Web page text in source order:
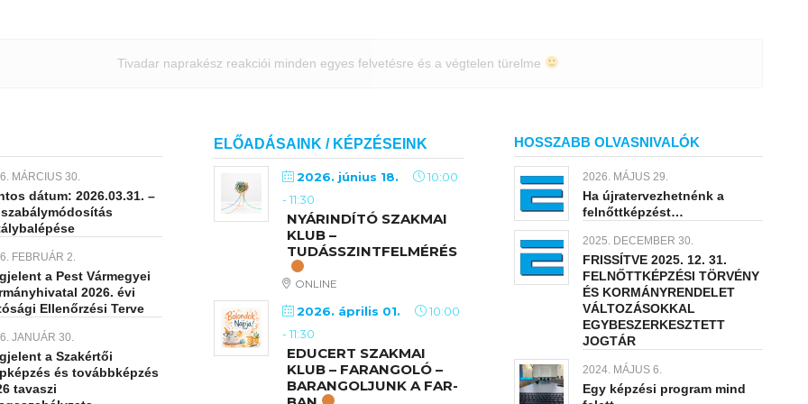
Tivadar naprakész reakciói minden egyes felvetésre és a végtelen türelme
MÁRCIUS 30.
dátum: 2026.03.31. –
FEBRUÁR 2.
a Pest Vármegyei
2026. évi
Ellenőrzési Terve
JANUÁR 30.
a Szakértői
és továbbképzés
tavaszi
ELŐADÁSAINK / KÉPZÉSEINK
2026. június 18.
10:00
-11:30
NYÁRINDÍTÓ SZAKMAI
KLUB –
TUDÁSSZINTFELMÉRÉS
ONLINE
2026. április 01.
10:00
-11:30
EDUCERT SZAKMAI
KLUB – FARANGOLÓ –
BARANGOLJUNK A FAR-
HOSSZABB OLVASNIVALÓK
2026. MÁJUS 29.
Ha újratervezhetnénk a
felnőttképzést…
2025. DECEMBER 30.
FRISSÍTVE 2025. 12. 31.
FELNŐTTKÉPZÉSI TÖRVÉNY
ÉS KORMÁNYRENDELET
VÁLTOZÁSOKKAL
EGYBESZERKESZTETT
JOGTÁR
2024. MÁJUS 6.
Egy képzési program mind